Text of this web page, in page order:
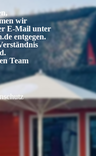
wir
E-Mail unter
entgegen.
Team